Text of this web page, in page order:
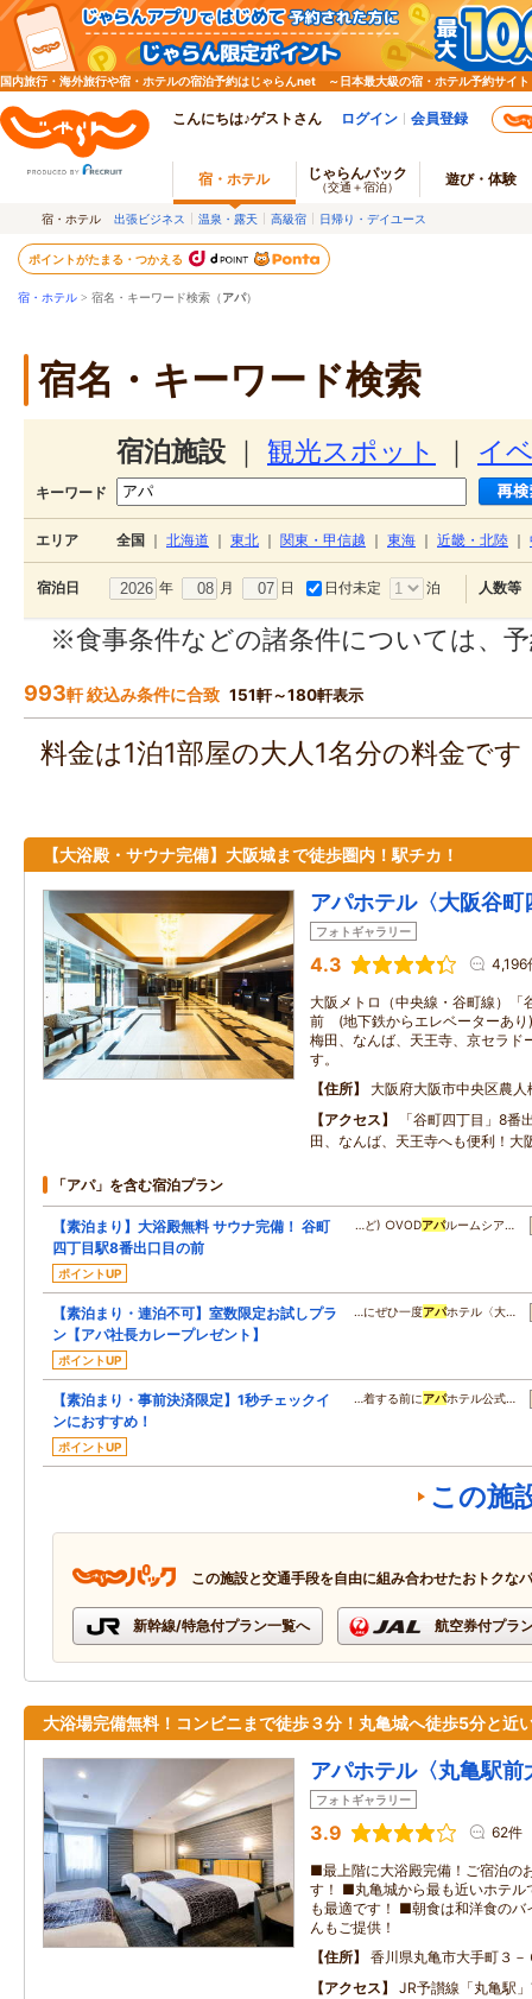
国内旅行・海外旅行や宿・ホテルの宿泊予約はじゃらんnet ～日本最大級の宿・ホテル予約サイト
こんにちは♪ゲストさん ログイン 会員登録
宿・ホテル じゃらんパック
（交通＋宿泊） 遊び・体験
宿・ホテル 出張ビジネス 温泉・露天 高級宿 日帰り・デイユース
ポイントがたまる・つかえる
宿・ホテル > 宿名・キーワード検索（アパ）
宿名・キーワード検索
宿泊施設 観光スポット イ
キーワード
エリア 全国 北海道 東北 関東・甲信越 東海 近畿・北陸
宿泊日 年 月 日 日付未定 泊 人数等
※食事条件などの諸条件については、
993軒 絞込み条件に合致 151軒～180軒表示
料金は1泊1部屋の大人1名分の料金で
【大浴殿・サウナ完備】大阪城まで徒歩圏内！駅チカ！
アパホテル〈大阪谷町
フォトギャラリー
4.3 4,196
大阪メトロ（中央線・谷町線）「
前 (地下鉄からエレベーターあり
梅田、なんば、天王寺、京セラド
す。
住所
大阪府大阪市中央区農
アクセス
「谷町四丁目」8
田、なんば、天王寺へも便利！大
「アパ」を含む宿泊プラン
【素泊まり】大浴殿無料 サウナ完備！ 谷町
四丁目駅8番出口目の前
ポイントUP
…ど) ○VODアパルームシア…
【素泊まり・連泊不可】室数限定お試しプラ
ン【アパ社長カレープレゼント】
ポイントUP
…にぜひ一度アパホテル〈大…
【素泊まり・事前決済限定】1秒チェックイ
ンにおすすめ！
ポイントUP
…着する前にアパホテル公式…
この施
この施設と交通手段を自由に組み合わせたおトクな
新幹線/特急付プラン一覧へ 航空券付プラ
大浴場完備無料！コンビニまで徒歩３分！丸亀城へ徒歩5分と近
アパホテル〈丸亀駅前
フォトギャラリー
3.9 62件
■最上階に大浴殿完備！ご宿泊の
す！ ■丸亀城から最も近いホテル
も最適です！ ■朝食は和洋食のバ
んもご提供！
住所
香川県丸亀市大手町３－
アクセス
JR予讃線「丸亀駅